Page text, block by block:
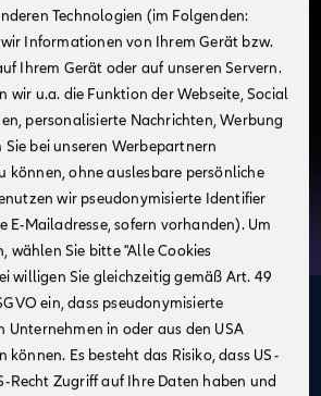
der Allianz
Technologien (im Folgenden:
Informationen von Ihrem Gerät bzw.
Ihrem Gerät oder auf unseren Servern.
wir u.a. die Funktion der Webseite, Social
personalisierte Nachrichten, Werbung
Sie bei unseren Werbepartnern
können, ohne auslesbare persönliche
wir pseudonymisierte Identifier
E-Mailadresse, sofern vorhanden). Um
wählen Sie bitte "Alle Cookies
willigen Sie gleichzeitig gemäß Art. 49
ein, dass pseudonymisierte
Unternehmen in oder aus den USA
können. Es besteht das Risiko, dass US-
Recht Zugriff auf Ihre Daten haben und